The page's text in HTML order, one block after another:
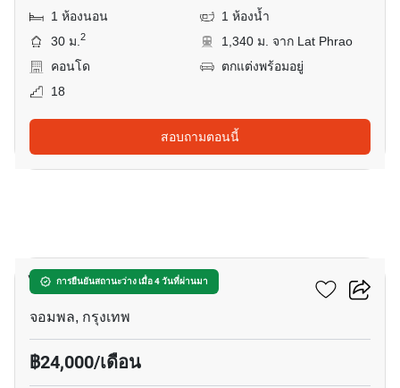
1 ห้องนอน
1 ห้องน้ำ
30 ม.2
1,340 ม. จาก Lat Phrao
คอนโด
ตกแต่งพร้อมอยู่
18
สอบถามตอนนี้
การยืนยันสถานะว่าง เมื่อ 4 วันที่ผ่านมา
ไลฟ์ ลาดพร้าว แวลลีย์
จอมพล, กรุงเทพ
฿24,000/เดือน